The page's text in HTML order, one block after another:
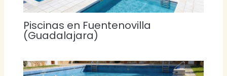
Piscinas en Fuentenovilla
(Guadalajara)